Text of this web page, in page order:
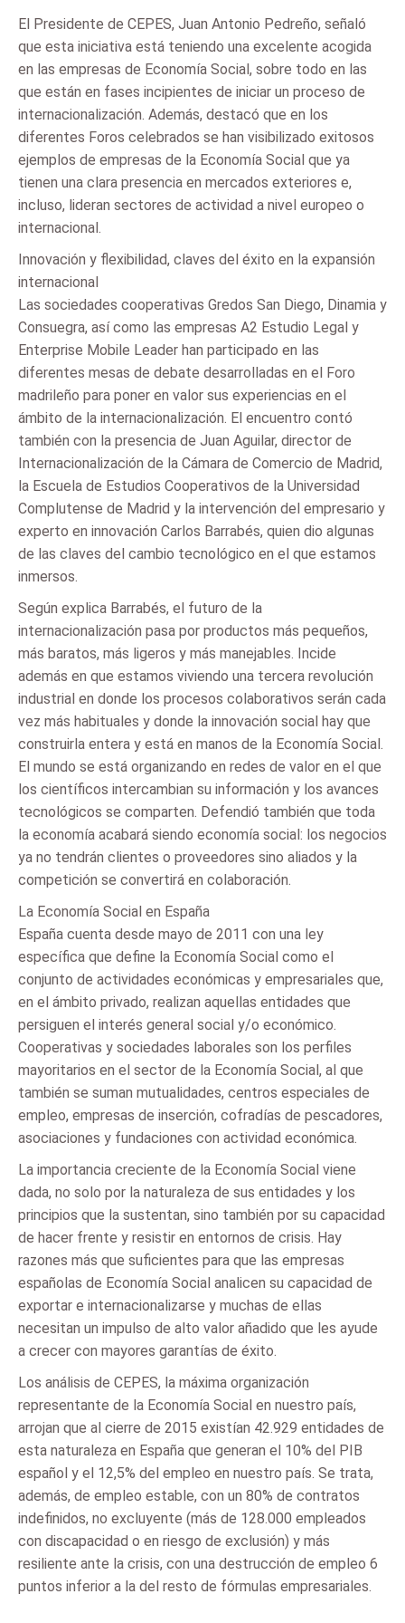
El Presidente de CEPES, Juan Antonio Pedreño, señaló
que esta iniciativa está teniendo una excelente acogida
en las empresas de Economía Social, sobre todo en las
que están en fases incipientes de iniciar un proceso de
internacionalización. Además, destacó que en los
diferentes Foros celebrados se han visibilizado exitosos
ejemplos de empresas de la Economía Social que ya
tienen una clara presencia en mercados exteriores e,
incluso, lideran sectores de actividad a nivel europeo o
internacional.
Innovación y flexibilidad, claves del éxito en la expansión
internacional
Las sociedades cooperativas Gredos San Diego, Dinamia y
Consuegra, así como las empresas A2 Estudio Legal y
Enterprise Mobile Leader han participado en las
diferentes mesas de debate desarrolladas en el Foro
madrileño para poner en valor sus experiencias en el
ámbito de la internacionalización. El encuentro contó
también con la presencia de Juan Aguilar, director de
Internacionalización de la Cámara de Comercio de Madrid,
la Escuela de Estudios Cooperativos de la Universidad
Complutense de Madrid y la intervención del empresario y
experto en innovación Carlos Barrabés, quien dio algunas
de las claves del cambio tecnológico en el que estamos
inmersos.
Según explica Barrabés, el futuro de la
internacionalización pasa por productos más pequeños,
más baratos, más ligeros y más manejables. Incide
además en que estamos viviendo una tercera revolución
industrial en donde los procesos colaborativos serán cada
vez más habituales y donde la innovación social hay que
construirla entera y está en manos de la Economía Social.
El mundo se está organizando en redes de valor en el que
los científicos intercambian su información y los avances
tecnológicos se comparten. Defendió también que toda
la economía acabará siendo economía social: los negocios
ya no tendrán clientes o proveedores sino aliados y la
competición se convertirá en colaboración.
La Economía Social en España
España cuenta desde mayo de 2011 con una ley
específica que define la Economía Social como el
conjunto de actividades económicas y empresariales que,
en el ámbito privado, realizan aquellas entidades que
persiguen el interés general social y/o económico.
Cooperativas y sociedades laborales son los perfiles
mayoritarios en el sector de la Economía Social, al que
también se suman mutualidades, centros especiales de
empleo, empresas de inserción, cofradías de pescadores,
asociaciones y fundaciones con actividad económica.
La importancia creciente de la Economía Social viene
dada, no solo por la naturaleza de sus entidades y los
principios que la sustentan, sino también por su capacidad
de hacer frente y resistir en entornos de crisis. Hay
razones más que suficientes para que las empresas
españolas de Economía Social analicen su capacidad de
exportar e internacionalizarse y muchas de ellas
necesitan un impulso de alto valor añadido que les ayude
a crecer con mayores garantías de éxito.
Los análisis de CEPES, la máxima organización
representante de la Economía Social en nuestro país,
arrojan que al cierre de 2015 existían 42.929 entidades de
esta naturaleza en España que generan el 10% del PIB
español y el 12,5% del empleo en nuestro país. Se trata,
además, de empleo estable, con un 80% de contratos
indefinidos, no excluyente (más de 128.000 empleados
con discapacidad o en riesgo de exclusión) y más
resiliente ante la crisis, con una destrucción de empleo 6
puntos inferior a la del resto de fórmulas empresariales.